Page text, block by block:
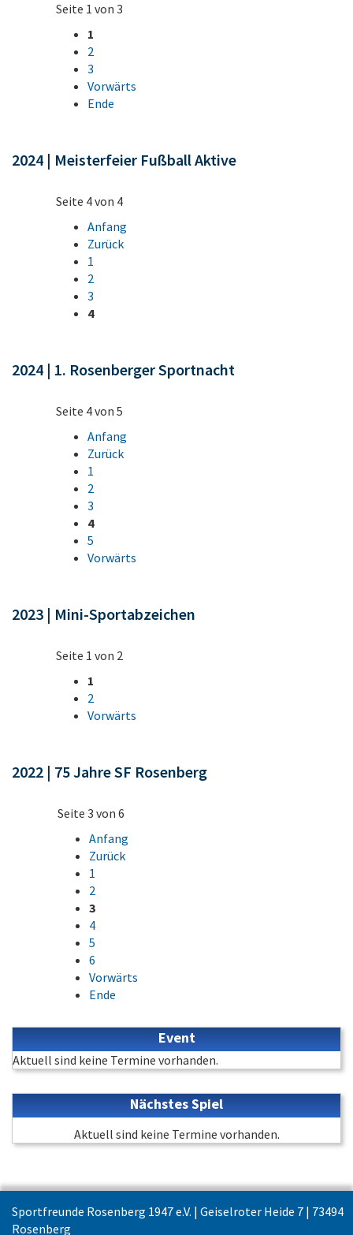
Seite 1 von 3
1
2
3
Vorwärts
Ende
2024 | Meisterfeier Fußball Aktive
Seite 4 von 4
Anfang
Zurück
1
2
3
4
2024 | 1. Rosenberger Sportnacht
Seite 4 von 5
Anfang
Zurück
1
2
3
4
5
Vorwärts
2023 | Mini-Sportabzeichen
Seite 1 von 2
1
2
Vorwärts
2022 | 75 Jahre SF Rosenberg
Seite 3 von 6
Anfang
Zurück
1
2
3
4
5
6
Vorwärts
Ende
Event
Aktuell sind keine Termine vorhanden.
Nächstes Spiel
Aktuell sind keine Termine vorhanden.
Sportfreunde Rosenberg 1947 e.V. | Geiselroter Heide 7 | 73494
Rosenberg